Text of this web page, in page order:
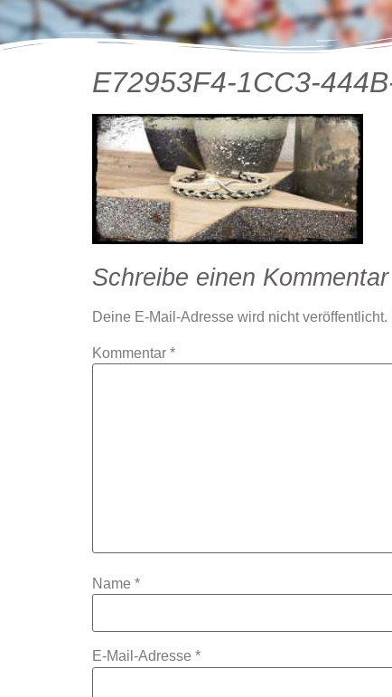
E72953F4-1CC3-
Schreibe einen Kommentar
Deine E-Mail-Adresse wird nicht veröffentlicht.
Kommentar *
Name *
E-Mail-Adresse *